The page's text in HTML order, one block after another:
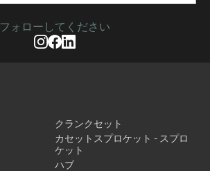
フォローしてください
Instagram
Facebook
Linkedin
クランクセット
カセットスプロケット - スプロ
ケット
ハブ